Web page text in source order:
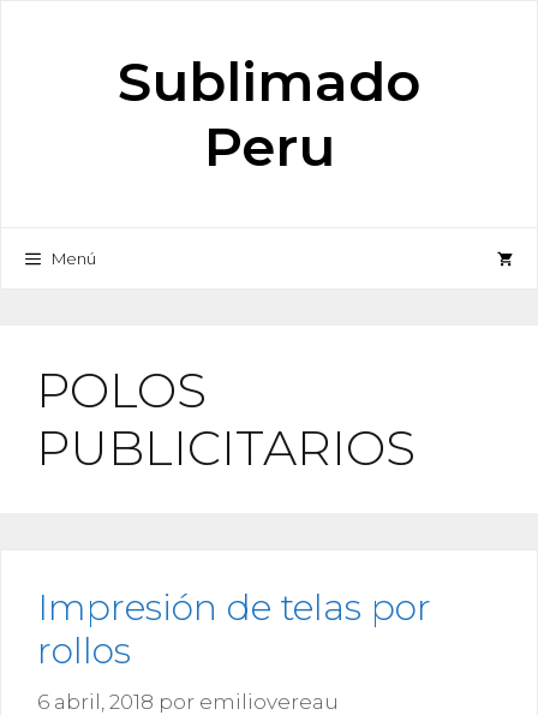
Sublimado
Peru
Menú
POLOS
PUBLICITARIOS
Impresión de telas por
rollos
6 abril, 2018 por emiliovereau